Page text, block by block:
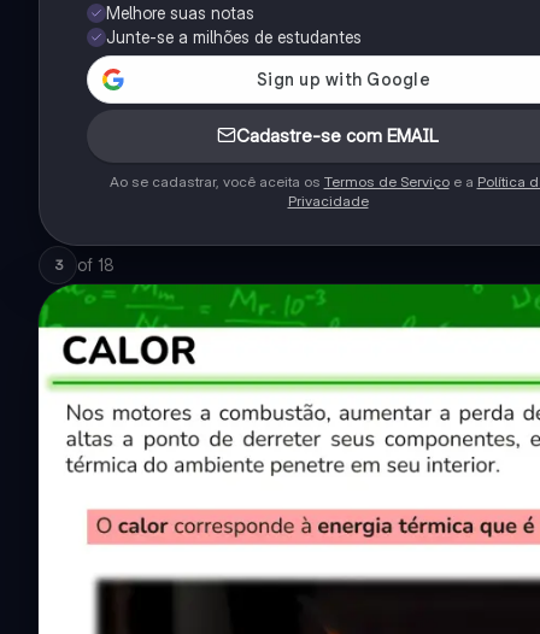
Melhore suas notas
Junte-se a milhões de estudantes
Cadastre-se com EMAIL
Ao se cadastrar, você aceita os Termos de Serviçoe a Política
Privacidade
3 of 18